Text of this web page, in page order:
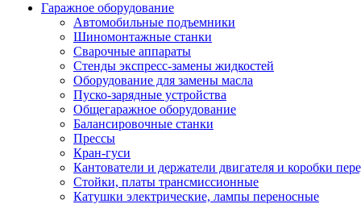
Гаражное оборудование
Автомобильные подъемники
Шиномонтажные станки
Сварочные аппараты
Стенды экспресс-замены жидкостей
Оборудование для замены масла
Пуско-зарядные устройства
Общегаражное оборудование
Балансировочные станки
Прессы
Кран-гуси
Кантователи и держатели двигателя и коробки
Стойки, платы трансмиссионные
Катушки электрические, лампы переносные